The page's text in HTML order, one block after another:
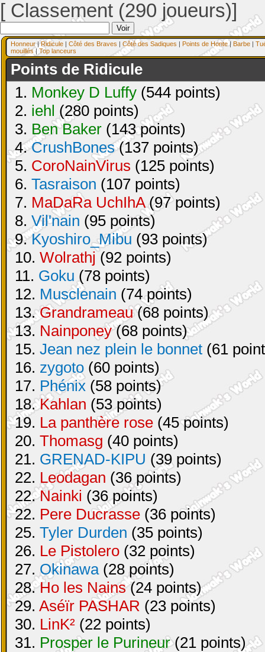
[ Classement (290 joueurs)]
Honneur|Ridicule | Côté des Braves | Côté des Sadiques | Points de Honte| Barbe |
mouillés| Top lanceurs
Points de Ridicule
1. Monkey D Luffy (544 points)
2. iehl (280 points)
3. Ben Baker (143 points)
4.CrushBones(137 points)
5. CoroNainVirus (125 points)
6. Tasraison (107 points)
7. MaDaRa UchIhA(97 points)
8. Vil'nain (95 points)
9.Kyoshiro_Mibu (93 points)
10. Wolrathj(92 points)
11. Goku (78 points)
12. Musclenain (74 points)
13.Grandrameau(68 points)
13. Nainponey(68 points)
15. Jean nez plein le bonnet (61
16. zygoto (60 points)
17. Phénix (58 points)
18.Kahlan (53 points)
19. La panthère rose (45 points)
20. Thomasg (40 points)
21. GRENAD-KIPU (39 points)
22. Leodagan (36 points)
22.Nainki (36 points)
22. Pere Ducrasse (36 points)
25. Tyler Durden (35 points)
26. Le Pistolero (32 points)
27. Okinawa(28 points)
28.Ho les Nains(24 points)
29. Aséïr PASHAR (23 points)
30. LinK² (22 points)
31. Prosper le Purineur(21 points)